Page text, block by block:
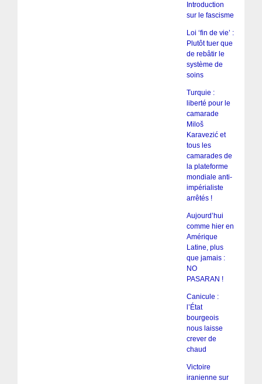
Introduction
sur le fascisme
Loi ‘fin de vie’ :
Plutôt tuer que
de rebâtir le
système de
soins
Turquie :
liberté pour le
camarade
Miloš
Karavezić et
tous les
camarades de
la plateforme
mondiale anti-
impérialiste
arrêtés !
Aujourd’hui
comme hier en
Amérique
Latine, plus
que jamais :
NO
PASARAN !
Canicule :
l’État
bourgeois
nous laisse
crever de
chaud
Victoire
iranienne sur